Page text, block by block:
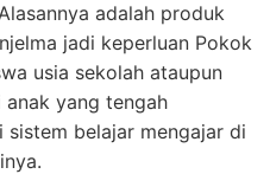
adalah produk
jadi keperluan Pokok
usia sekolah ataupun
yang tengah
sistem belajar mengajar di